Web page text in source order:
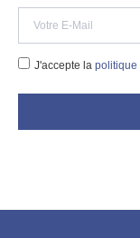
J'accepte la politique